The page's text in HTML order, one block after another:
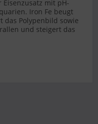
mit pH-
Iron Fe beugt
das Polypenbild sowie
und steigert das